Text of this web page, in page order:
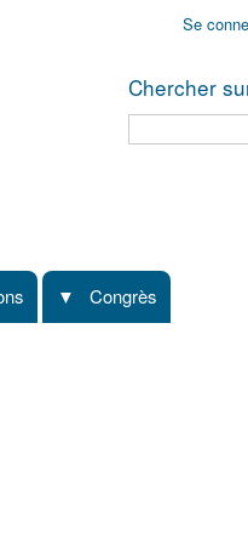
Se
Chercher
Congrès